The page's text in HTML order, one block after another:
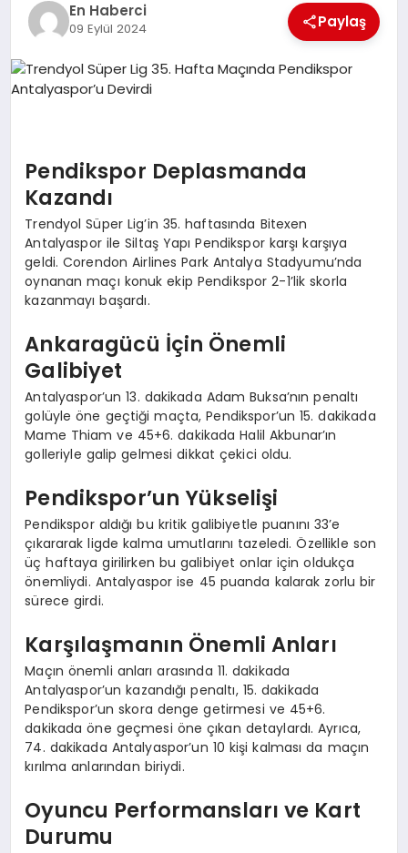
EKONOMI
EĞITIM
En Haberci
09 Eylül 2024 Paylaş
Pendikspor Deplasmanda
Kazandı
Trendyol Süper Lig’in 35. haftasında Bitexen
Antalyaspor ile Siltaş Yapı Pendikspor karşı karşıya
geldi. Corendon Airlines Park Antalya Stadyumu’nda
oynanan maçı konuk ekip Pendikspor 2-1’lik skorla
kazanmayı başardı.
Ankaragücü İçin Önemli
Galibiyet
Antalyaspor’un 13. dakikada Adam Buksa’nın penaltı
golüyle öne geçtiği maçta, Pendikspor’un 15. dakikada
Mame Thiam ve 45+6. dakikada Halil Akbunar’ın
golleriyle galip gelmesi dikkat çekici oldu.
Pendikspor’un Yükselişi
Pendikspor aldığı bu kritik galibiyetle puanını 33’e
çıkararak ligde kalma umutlarını tazeledi. Özellikle son
üç haftaya girilirken bu galibiyet onlar için oldukça
önemliydi. Antalyaspor ise 45 puanda kalarak zorlu bir
sürece girdi.
Karşılaşmanın Önemli Anları
Maçın önemli anları arasında 11. dakikada
Antalyaspor’un kazandığı penaltı, 15. dakikada
Pendikspor’un skora denge getirmesi ve 45+6.
dakikada öne geçmesi öne çıkan detaylardı. Ayrıca,
74. dakikada Antalyaspor’un 10 kişi kalması da maçın
kırılma anlarından biriydi.
Oyuncu Performansları ve Kart
Durumu